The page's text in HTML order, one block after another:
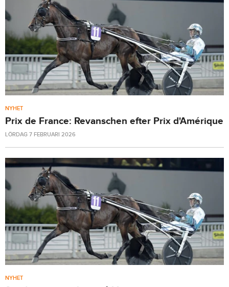
NYHET
Prix de France: Revanschen efter Prix d'Amérique
LÖRDAG 7 FEBRUARI 2026
NYHET